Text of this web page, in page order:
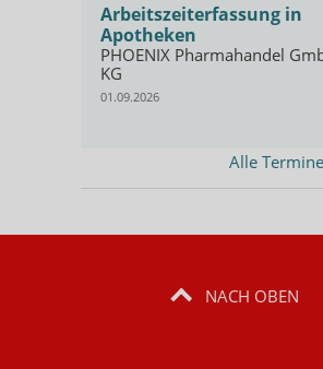
Arbeitszeiterfassung in
Apotheken
PHOENIX Pharmahandel
KG
01.09.2026
Alle
NACH OBEN